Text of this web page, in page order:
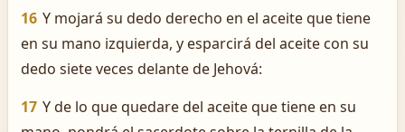
16 Y mojará su dedo derecho en el aceite que tiene
en su mano izquierda, y esparcirá del aceite con su
dedo siete veces delante de Jehová:
17 Y de lo que quedare del aceite que tiene en su